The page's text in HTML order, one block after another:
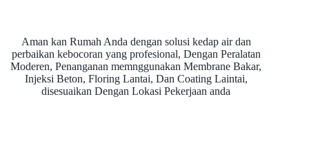
Aman kan Rumah Anda dengan solusi kedap air dan
perbaikan kebocoran yang profesional, Dengan Peralatan
Moderen, Penanganan memnggunakan Membrane Bakar,
Injeksi Beton, Floring Lantai, Dan Coating Laintai,
disesuaikan Dengan Lokasi Pekerjaan anda